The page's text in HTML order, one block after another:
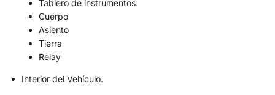
Tablero de instrumentos.
Cuerpo
Asiento
Tierra
Relay
Interior del Vehículo.